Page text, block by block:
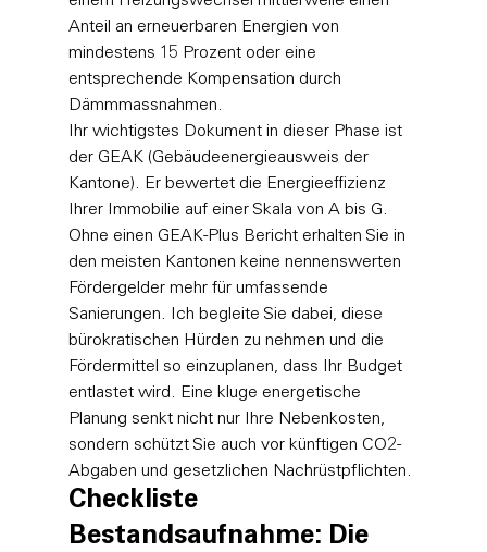
Anteil an erneuerbaren Energien von
mindestens 15 Prozent oder eine
entsprechende Kompensation durch
Dämmmassnahmen.
Ihr wichtigstes Dokument in dieser Phase ist
der GEAK (Gebäudeenergieausweis der
Kantone). Er bewertet die Energieeffizienz
Ihrer Immobilie auf einer Skala von A bis G.
Ohne einen GEAK-Plus Bericht erhalten Sie in
den meisten Kantonen keine nennenswerten
Fördergelder mehr für umfassende
Sanierungen. Ich begleite Sie dabei, diese
bürokratischen Hürden zu nehmen und die
Fördermittel so einzuplanen, dass Ihr Budget
entlastet wird. Eine kluge energetische
Planung senkt nicht nur Ihre Nebenkosten,
sondern schützt Sie auch vor künftigen CO2-
Abgaben und gesetzlichen Nachrüstpflichten.
Checkliste
Bestandsaufnahme: Die